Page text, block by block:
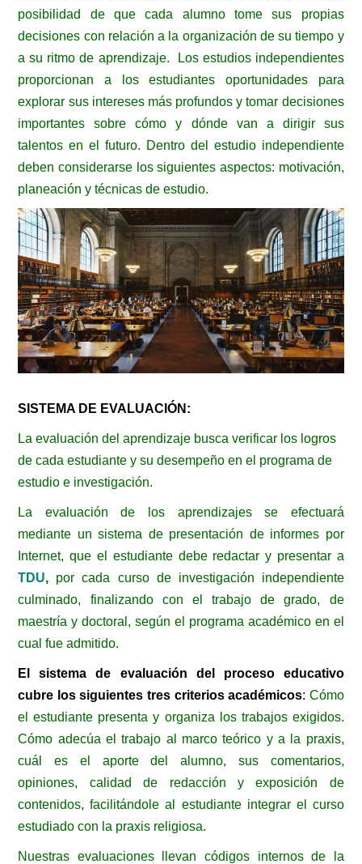
posibilidad de que cada alumno tome sus propias
decisiones con relación a la organización de su tiempo y
a su ritmo de aprendizaje. Los estudios independientes
proporcionan a los estudiantes oportunidades para
explorar sus intereses más profundos y tomar decisiones
importantes sobre cómo y dónde van a dirigir sus
talentos en el futuro. Dentro del estudio independiente
deben considerarse los siguientes aspectos: motivación,
planeación y técnicas de estudio.
SISTEMA DE EVALUACIÓN:
La evaluación del aprendizaje busca verificar los logros
de cada estudiante y su desempeño en el programa de
estudio e investigación.
La evaluación de los aprendizajes se efectuará
mediante un sistema de presentación de informes por
Internet, que el estudiante debe redactar y presentar a
TDU, por cada curso de investigación independiente
culminado, finalizando con el trabajo de grado, de
maestría y doctoral, según el programa académico en el
cual fue admitido.
El sistema de evaluación del proceso educativo
cubre los siguientes tres criterios académicos: Cómo
el estudiante presenta y organiza los trabajos exigidos.
Cómo adecúa el trabajo al marco teórico y a la praxis,
cuál es el aporte del alumno, sus comentarios,
opiniones, calidad de redacción y exposición de
contenidos, facilitándole al estudiante integrar el curso
estudiado con la praxis religiosa.
Nuestras evaluaciones llevan códigos internos de la